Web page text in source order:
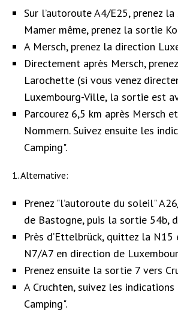
Sur l’autoroute A4/E25, prenez
Mamer même, prenez la sortie
A Mersch, prenez la direction
Directement après Mersch,
Larochette (si vous venez
Luxembourg-Ville, la sortie est
Parcourez 6,5 km après Mersch
Nommern. Suivez ensuite les
Camping".
1. Alternative:
Prenez "l’autoroute du soleil"
de Bastogne, puis la sortie 54b,
Près d’Ettelbrück, quittez la N15
N7/A7 en direction de
Prenez ensuite la sortie 7 vers
A Cruchten, suivez les indications
Camping".